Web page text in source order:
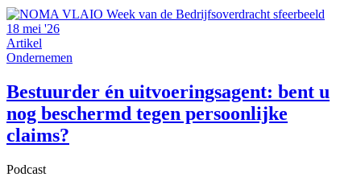
18 mei '26
Artikel
Ondernemen
Bestuurder én uitvoeringsagent: bent u
nog beschermd tegen persoonlijke
claims?
Podcast